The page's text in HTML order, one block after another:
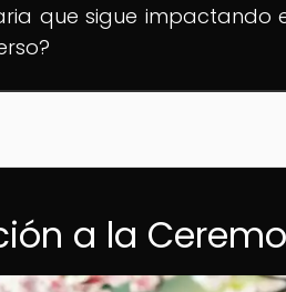
que sigue impactando
a la